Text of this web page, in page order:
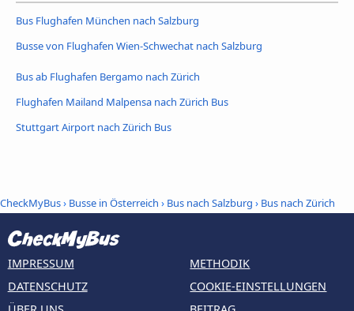
Bus Flughafen München nach Salzburg
Busse von Flughafen Wien-Schwechat nach Salzburg
Bus ab Flughafen Bergamo nach Zürich
Flughafen Mailand Malpensa nach Zürich Bus
Stuttgart Airport nach Zürich Bus
CheckMyBus› Busse in Österreich › Bus nach Salzburg › Bus nach Zürich
IMPRESSUM
DATENSCHUTZ
METHODIK
COOKIE-EINSTELLUNGEN